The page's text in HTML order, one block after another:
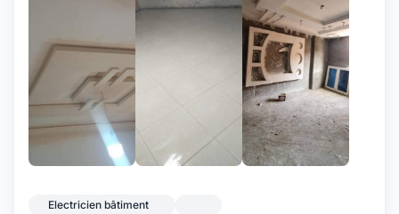
Electricien bâtiment